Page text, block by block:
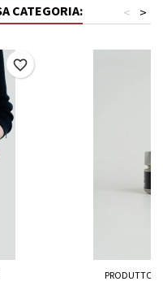
CATEGORIA: >
<
favorite_border